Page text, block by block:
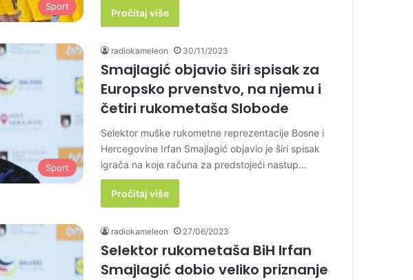
Sport
Pročitaj više
Sport
radiokameleon 30/11/2023
Smajlagić objavio širi spisak za
Europsko prvenstvo, na njemu i
četiri rukometaša Slobode
Selektor muške rukometne reprezentacije Bosne i
Hercegovine Irfan Smajlagić objavio je širi spisak
igrača na koje računa za predstojeći nastup…
Pročitaj više
radiokameleon 27/06/2023
Selektor rukometaša BiH Irfan
Smajlagić dobio veliko priznanje